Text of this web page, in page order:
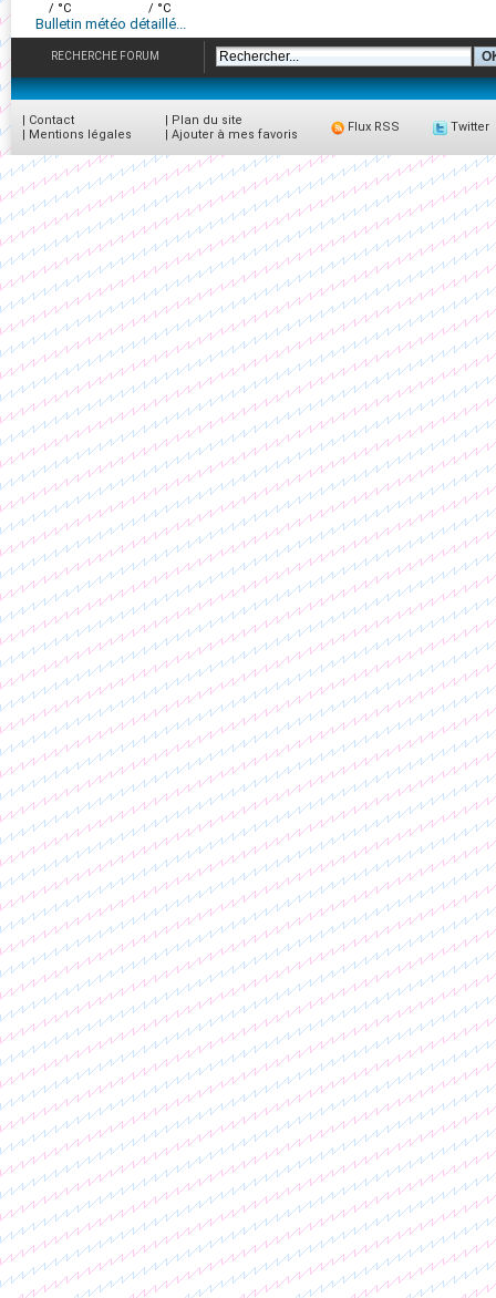
/ °C / °C
Bulletin météo détaillé...
RECHERCHE FORUM
| Contact
| Mentions légales
| Plan du site
| Ajouter à mes favoris
Flux RSS Twitter